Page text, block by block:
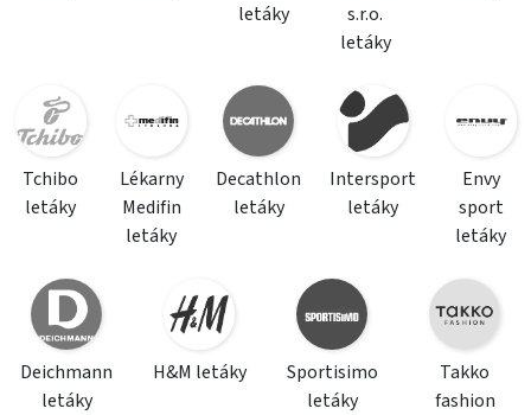
letáky
s.r.o.
letáky
Tchibo
letáky
Lékarny
Medifin
letáky
Decathlon
letáky
Intersport
letáky
Envy
sport
letáky
Deichmann
letáky
H&M letáky
Sportisimo
letáky
Takko
fashion